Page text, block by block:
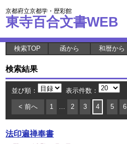
京都府立京都学・歴彩館
東寺百合文書WEB
検索TOP 函から 和暦から
検索結果
並び順： 表示件数：
< 前へ 1 … 2 3 4 5 6
法印遍禅奉書